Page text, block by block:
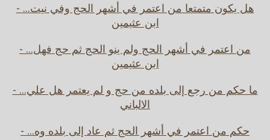
هل يكون متمتعا من اعتمر في أشهر الحج وفي نيت... -
ابن عثيمين
من اعتمر في أشهر الحج ولم ينو الحج ثم حج فهل... -
ابن عثيمين
ما حكم من رجع إلى بلده من حج و لم يعتمر هل علي... -
الالباني
حكم من اعتمر في أشهر الحج ثم عاد إلى بلده وه... -